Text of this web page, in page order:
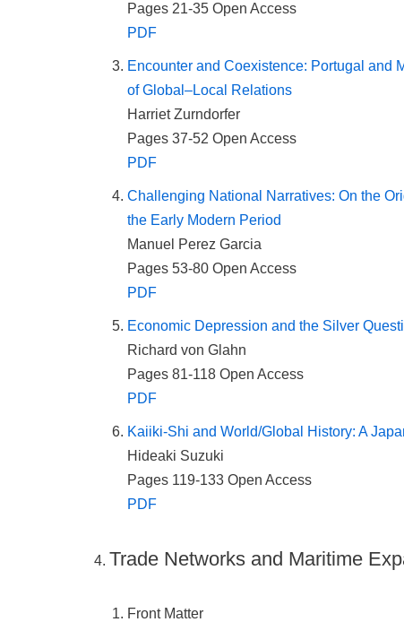
Pages 21-35 Open Access
PDF
Encounter and Coexistence: Portugal and
of Global–Local Relations
Harriet Zurndorfer
Pages 37-52 Open Access
PDF
Challenging National Narratives: On the
the Early Modern Period
Manuel Perez Garcia
Pages 53-80 Open Access
PDF
Economic Depression and the Silver
Richard von Glahn
Pages 81-118 Open Access
PDF
Kaiiki-Shi and World/Global History: A
Hideaki Suzuki
Pages 119-133 Open Access
PDF
Trade Networks and Maritime
Front Matter